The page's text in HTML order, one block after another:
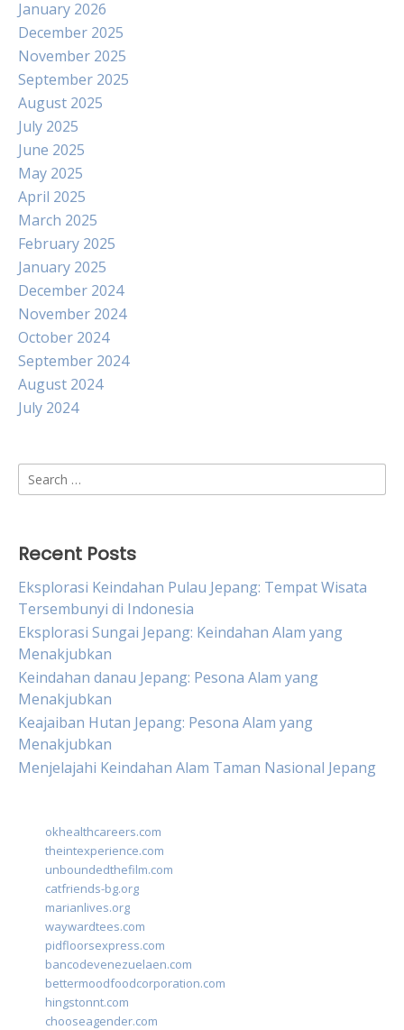
January 2026
December 2025
November 2025
September 2025
August 2025
July 2025
June 2025
May 2025
April 2025
March 2025
February 2025
January 2025
December 2024
November 2024
October 2024
September 2024
August 2024
July 2024
Search
for:
Recent Posts
Eksplorasi Keindahan Pulau Jepang: Tempat Wisata
Tersembunyi di Indonesia
Eksplorasi Sungai Jepang: Keindahan Alam yang
Menakjubkan
Keindahan danau Jepang: Pesona Alam yang
Menakjubkan
Keajaiban Hutan Jepang: Pesona Alam yang
Menakjubkan
Menjelajahi Keindahan Alam Taman Nasional Jepang
okhealthcareers.com
theintexperience.com
unboundedthefilm.com
catfriends-bg.org
marianlives.org
waywardtees.com
pidfloorsexpress.com
bancodevenezuelaen.com
bettermoodfoodcorporation.com
hingstonnt.com
chooseagender.com